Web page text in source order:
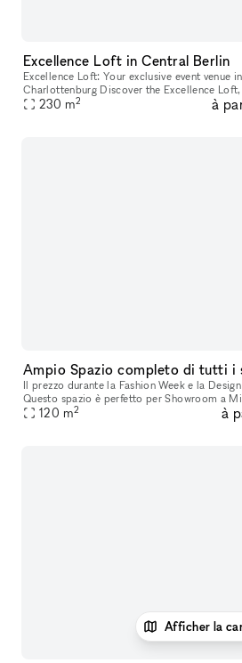
Excellence Loft in Central Berlin
Excellence Loft: Your exclusive event venue
Charlottenburg Discover the Excellence Loft, strategically located not
far from Kurfürstendamm in Charlottenburg.
230 m2 à
Il prezzo durante la Fashion Week e la
Questo spazio è perfetto per Showroom a
della moda, le installazioni d'arte e molto
120 m2 à
Afficher la